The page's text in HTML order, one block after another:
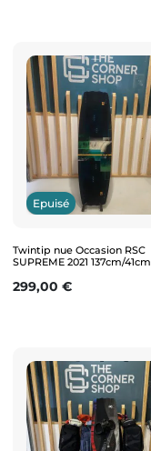
Epuisé
Twintip nue Occasion RSC
SUPREME 2021 137cm/41cm
Prix
299,00 €